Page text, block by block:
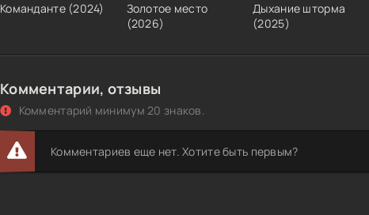
Команданте (2024)
Золотое место
(2026)
Дыхание шторма
(2025)
Комментарии, отзывы
Комментарий минимум 20 знаков.
Комментариев еще нет. Хотите быть первым?